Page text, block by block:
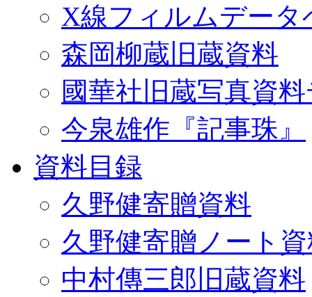
X線フィルムデータ
森岡柳蔵旧蔵資料
國華社旧蔵写真資
今泉雄作『記事珠』
資料目録
久野健寄贈資料
久野健寄贈ノート
中村傳三郎旧蔵資料